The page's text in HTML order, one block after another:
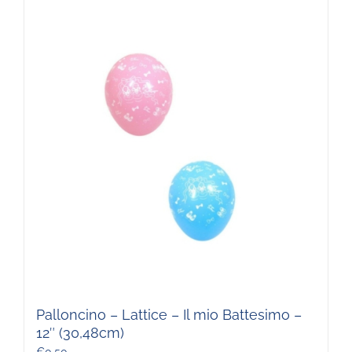
Palloncino – Lattice – Il mio Battesimo –
12″ (30,48cm)